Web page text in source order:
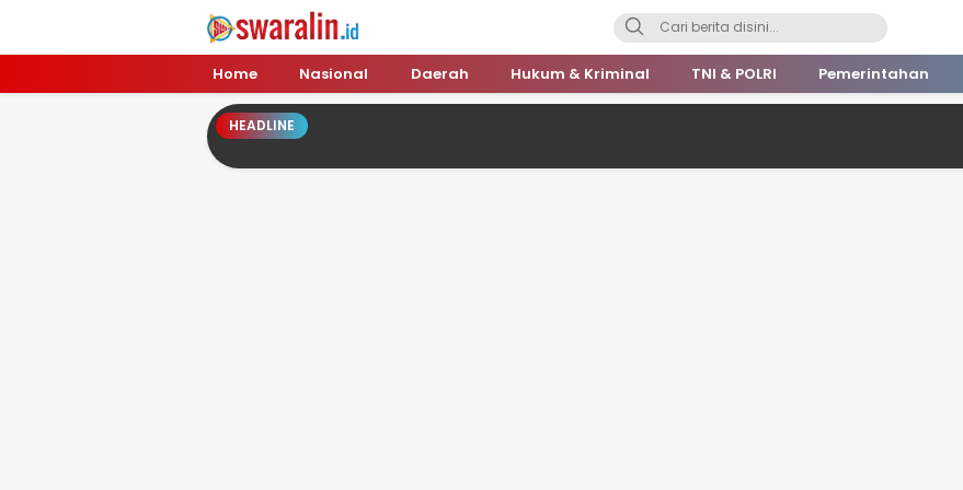
Swara Lin
Independent, Tajam & Profesional
Home Nasional Daerah Hukum & Kriminal TNI & POLRI Pemerintahan
HEADLINE